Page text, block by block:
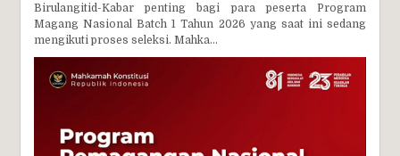
Birulangitid-Kabar penting bagi para peserta Program
Magang Nasional Batch 1 Tahun 2026 yang saat ini sedang
mengikuti proses seleksi. Mahka...